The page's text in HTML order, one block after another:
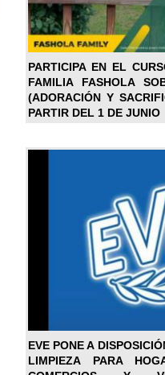
PARTICIPA EN EL
FAMILIA FASHOLA
(ADORACIÓN Y
PARTIR DEL 1 DE JUNIO
EVE PONE A
LIMPIEZA PARA